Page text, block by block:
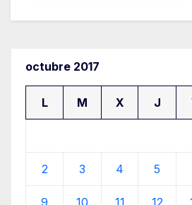
octubre 2017
L M X J
2 3 4 5